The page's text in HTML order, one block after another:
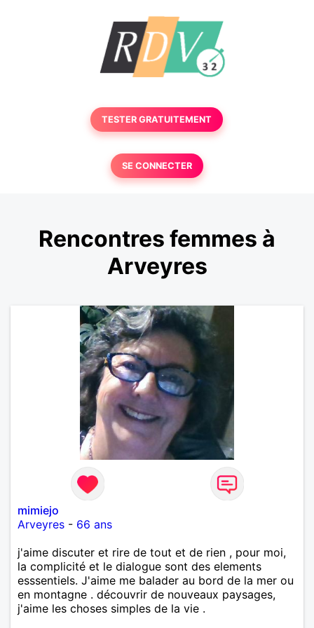
TESTER GRATUITEMENT
SE CONNECTER
Rencontres femmes à
Arveyres
mimiejo
Arveyres - 66 ans
j'aime discuter et rire de tout et de rien , pour moi,
la complicité et le dialogue sont des elements
esssentiels. J'aime me balader au bord de la mer ou
en montagne . découvrir de nouveaux paysages,
j'aime les choses simples de la vie .